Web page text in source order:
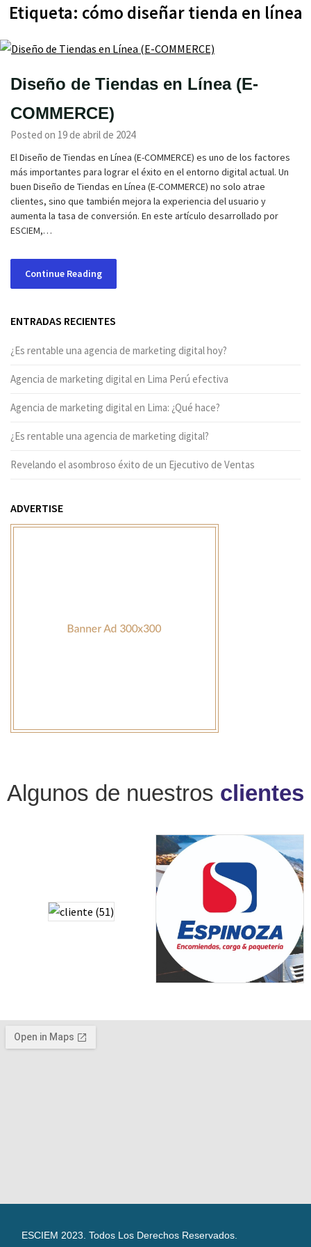
Etiqueta: cómo diseñar tienda en línea
Diseño de Tiendas en Línea (E-
COMMERCE)
Posted on 19 de abril de 2024
El Diseño de Tiendas en Línea (E-COMMERCE) es uno de los factores
más importantes para lograr el éxito en el entorno digital actual. Un
buen Diseño de Tiendas en Línea (E-COMMERCE) no solo atrae
clientes, sino que también mejora la experiencia del usuario y
aumenta la tasa de conversión. En este artículo desarrollado por
ESCIEM,…
Continue Reading
ENTRADAS RECIENTES
¿Es rentable una agencia de marketing digital hoy?
Agencia de marketing digital en Lima Perú efectiva
Agencia de marketing digital en Lima: ¿Qué hace?
¿Es rentable una agencia de marketing digital?
Revelando el asombroso éxito de un Ejecutivo de Ventas
ADVERTISE
Algunos de nuestros clientes
ESCIEM 2023. Todos Los Derechos Reservados.